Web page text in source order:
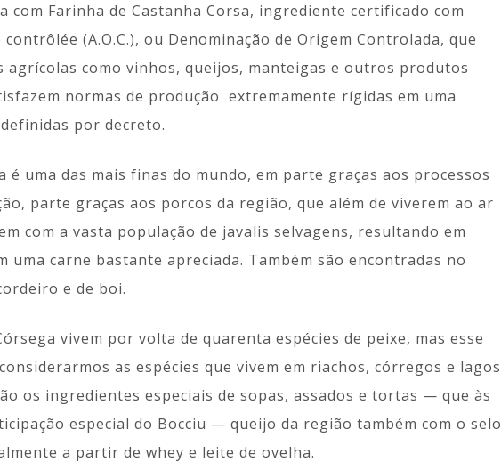
com Farinha de Castanha Corsa, ingrediente certificado com
(A.O.C.), ou Denominação de Origem Controlada, que
como vinhos, queijos, manteigas e outros produtos
normas de produção extremamente rígidas em uma
por decreto.
é uma das mais finas do mundo, em parte graças aos processos
parte graças aos porcos da região, que além de viverem ao ar
com a vasta população de javalis selvagens, resultando em
uma carne bastante apreciada. Também são encontradas no
e de boi.
vivem por volta de quarenta espécies de peixe, mas esse
as espécies que vivem em riachos, córregos e lagos
os ingredientes especiais de sopas, assados e tortas — que às
especial do Bocciu — queijo da região também com o selo
a partir de whey e leite de ovelha.